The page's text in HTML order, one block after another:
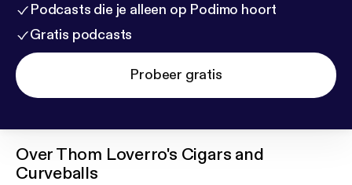
Podcasts die je alleen op Podimo hoort
Gratis podcasts
Probeer gratis
OverThom Loverro's Cigars and
Curveballs